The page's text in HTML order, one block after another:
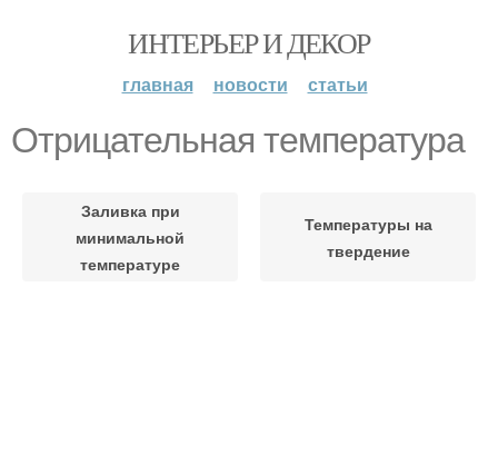
ИНТЕРЬЕР И ДЕКОР
главная новости статьи
Отрицательная температура
Заливка при
минимальной
температуре
Температуры на
твердение